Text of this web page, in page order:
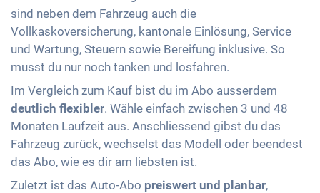
sind neben dem Fahrzeug auch die
Vollkaskoversicherung, kantonale Einlösung, Service
und Wartung, Steuern sowie Bereifung inklusive. So
musst du nur noch tanken und losfahren.
Im Vergleich zum Kauf bist du im Abo ausserdem
deutlich flexibler. Wähle einfach zwischen 3 und 48
Monaten Laufzeit aus. Anschliessend gibst du das
Fahrzeug zurück, wechselst das Modell oder beendest
das Abo, wie es dir am liebsten ist.
Zuletzt ist das Auto-Abo preiswert und planbar,